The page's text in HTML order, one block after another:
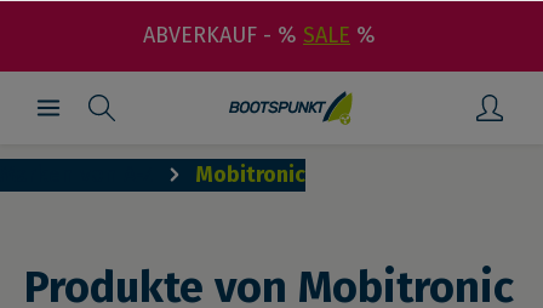
ABVERKAUF - % SALE %
Mobitronic
Produkte von Mobitronic